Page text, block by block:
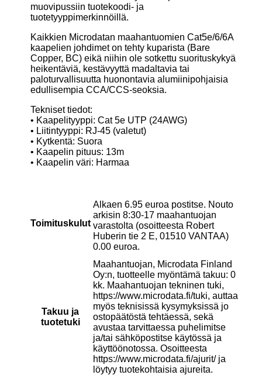
muovipussiin tuotekoodi- ja
tuotetyyppimerkinnöillä.
Kaikkien Microdatan maahantuomien Cat5e/6/6A
kaapelien johdimet on tehty kuparista (Bare
Copper, BC) eikä niihin ole sotkettu suorituskykyä
heikentäviä, kestävyyttä madaltavia tai
paloturvallisuutta huonontavia alumiinipohjaisia
edullisempia CCA/CCS-seoksia.
Tekniset tiedot:
• Kaapelityyppi: Cat 5e UTP (24AWG)
• Liitintyyppi: RJ-45 (valetut)
• Kytkentä: Suora
• Kaapelin pituus: 13m
• Kaapelin väri: Harmaa
Toimituskulut
Alkaen 6.95 euroa postitse. Nouto
arkisin 8:30-17 maahantuojan
varastolta (osoitteesta Robert
Huberin tie 2 E, 01510 VANTAA)
0.00 euroa.
Takuu ja
tuotetuki
Maahantuojan, Microdata Finland
Oy:n, tuotteelle myöntämä takuu: 0
kk. Maahantuojan tekninen tuki,
https://www.microdata.fi/tuki, auttaa
myös teknisissä kysymyksissä jo
ostopäätöstä tehtäessä, sekä
avustaa tarvittaessa puhelimitse
ja/tai sähköpostitse käytössä ja
käyttöönotossa. Osoitteesta
https://www.microdata.fi/ajurit/ ja
löytyy tuotekohtaisia ajureita.